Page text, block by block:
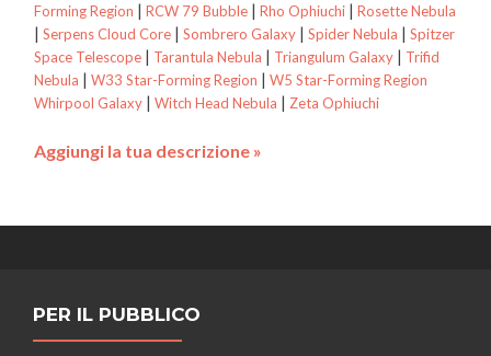
Forming Region | RCW 79 Bubble | Rho Ophiuchi | Rosette Nebula
| Serpens Cloud Core | Sombrero Galaxy | Spider Nebula | Spitzer
Space Telescope | Tarantula Nebula | Triangulum Galaxy | Trifid
Nebula | W33 Star-Forming Region | W5 Star-Forming Region
Whirpool Galaxy | Witch Head Nebula | Zeta Ophiuchi
Aggiungi la tua descrizione »
PER IL PUBBLICO